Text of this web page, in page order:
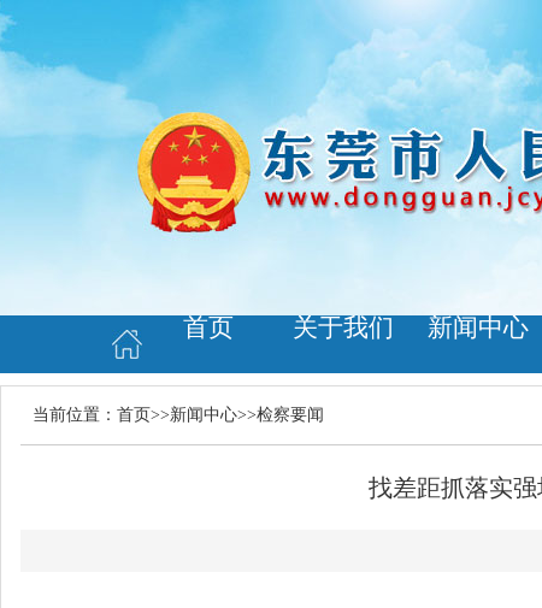
首页 关于我们 新闻中心
当前位置： 首页>>新闻中心>>检察要闻
找差距抓落实